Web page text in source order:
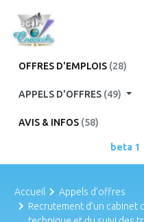
OFFRES D'EMPLOIS (28)
APPELS D'OFFRES (49)
AVIS & INFOS (58)
beta 1
Accueil
Appels d'offres
Recrutement d’un cabinet